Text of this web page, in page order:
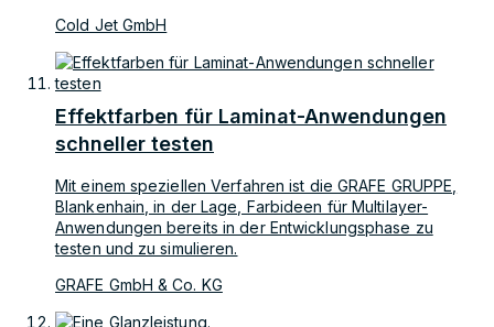
Cold Jet GmbH
Effektfarben für Laminat-Anwendungen
schneller testen
Mit einem speziellen Verfahren ist die GRAFE GRUPPE,
Blankenhain, in der Lage, Farbideen für Multilayer-
Anwendungen bereits in der Entwicklungsphase zu
testen und zu simulieren.
GRAFE GmbH & Co. KG